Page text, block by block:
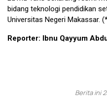
bidang teknologi pendidikan
Universitas Negeri Makassar.
Reporter: Ibnu Qayyum
Berita ini